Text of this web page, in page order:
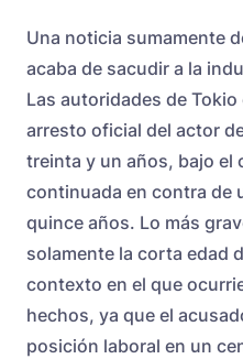
Una noticia sumamente
acaba de sacudir a la
Las autoridades de
arresto oficial del actor
treinta y un años, bajo el
continuada en contra de
quince años. Lo más
solamente la corta edad
contexto en el que
hechos, ya que el
posición laboral en un